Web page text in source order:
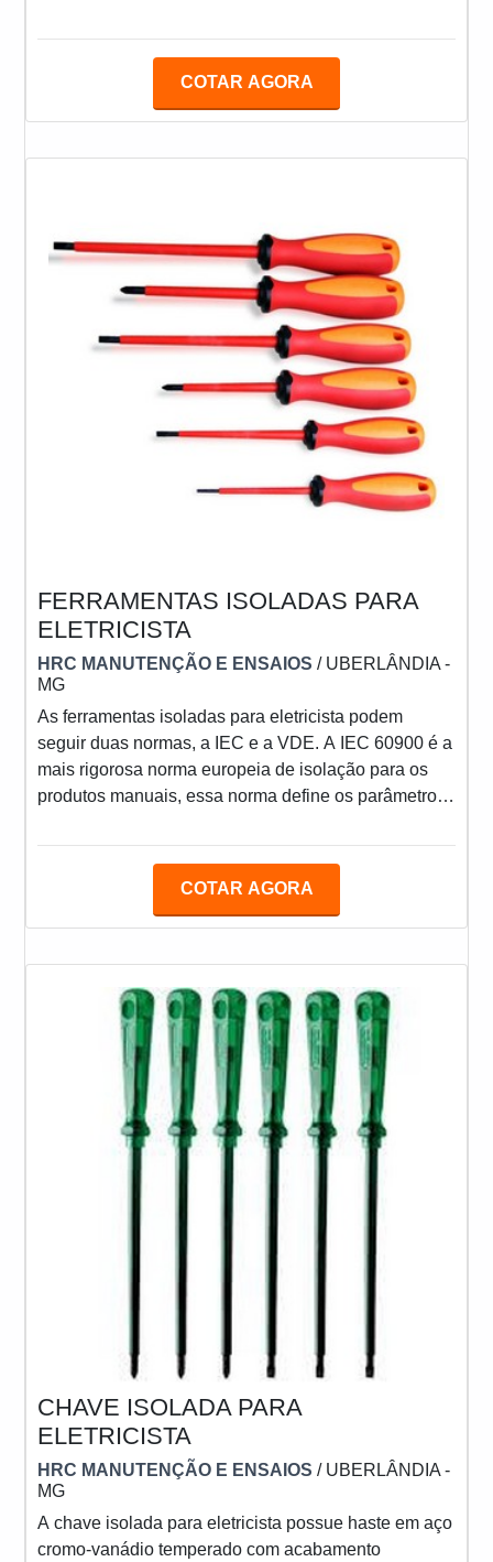
trabalhos em altura, a vistoria também deve:
válvulas de segurança; Checar a ausência de folgas
COTAR AGORA
FERRAMENTAS ISOLADAS PARA
ELETRICISTA
HRC MANUTENÇÃO E ENSAIOS / UBERLÂNDIA -
MG
As ferramentas isoladas para eletricista podem
seguir duas normas, a IEC e a VDE. A IEC 60900 é a
mais rigorosa norma europeia de isolação para os
produtos manuais, essa norma define os parâmetros
serão submetidas para garantir uma utilização
Elétrica e Eletrotécnica (Instituto VDE) e para obter o
COTAR AGORA
CHAVE ISOLADA PARA
ELETRICISTA
HRC MANUTENÇÃO E ENSAIOS / UBERLÂNDIA -
MG
A chave isolada para eletricista possue haste em aço
cromo-vanádio temperado com acabamento